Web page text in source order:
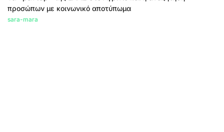
προσώπων με κοινωνικό αποτύπωμα
sara-mara